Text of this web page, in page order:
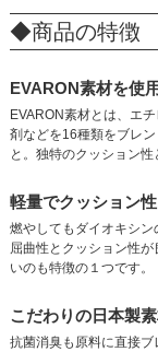
◆商品の特徴
EVARON素材を使
EVARON素材とは、エ
剤などを16種類をブレ
と。独特のクッション性
軽量でクッション
燃やしてもダイオキシ
屈曲性とクッション性
いのも特徴の１つです。
こだわりの日本製
抗菌消臭も原料に直接